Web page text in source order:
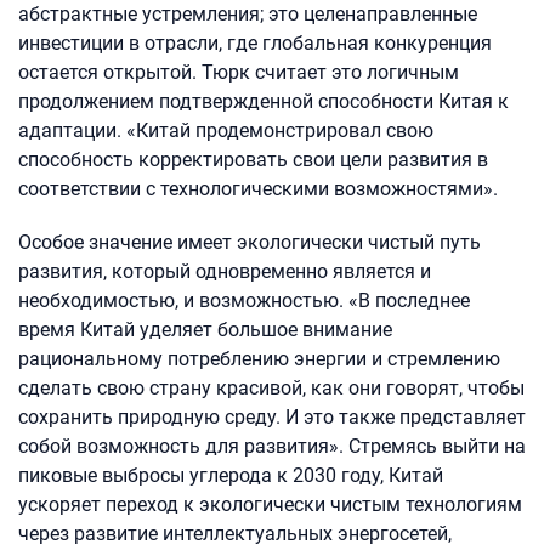
абстрактные устремления; это целенаправленные
инвестиции в отрасли, где глобальная конкуренция
остается открытой. Тюрк считает это логичным
продолжением подтвержденной способности Китая к
адаптации. «Китай продемонстрировал свою
способность корректировать свои цели развития в
соответствии с технологическими возможностями».
Особое значение имеет экологически чистый путь
развития, который одновременно является и
необходимостью, и возможностью. «В последнее
время Китай уделяет большое внимание
рациональному потреблению энергии и стремлению
сделать свою страну красивой, как они говорят, чтобы
сохранить природную среду. И это также представляет
собой возможность для развития». Стремясь выйти на
пиковые выбросы углерода к 2030 году, Китай
ускоряет переход к экологически чистым технологиям
через развитие интеллектуальных энергосетей,